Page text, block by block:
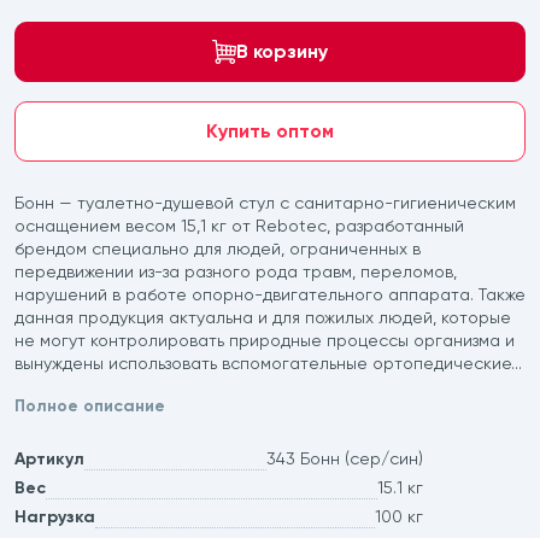
В корзину
Купить оптом
Бонн — туалетно-душевой стул с санитарно-гигиеническим
оснащением весом 15,1 кг от Rebotec, разработанный
брендом специально для людей, ограниченных в
передвижении из-за разного рода травм, переломов,
нарушений в работе опорно-двигательного аппарата. Также
данная продукция актуальна и для пожилых людей, которые
не могут контролировать природные процессы организма и
вынуждены использовать вспомогательные ортопедические...
Полное описание
Артикул 343 Бонн (сер/син)
Вес 15.1 кг
Нагрузка 100 кг